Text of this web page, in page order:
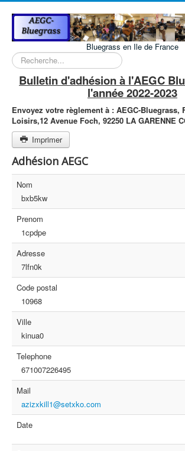
Bluegrass en Ile de France
Rechercher
Bulletin d'adhésion à l'AEGC
l'année 2022-2023
Envoyez votre règlement à : AEGC-Bluegrass,
Loisirs,12 Avenue Foch, 92250 LA GARENNE
Imprimer
Adhésion AEGC
Nom
bxb5kw
Prenom
1cpdpe
Adresse
7lfn0k
Code postal
10968
Ville
kinua0
Telephone
671007226495
Mail
azizxkill1@setxko.com
Date